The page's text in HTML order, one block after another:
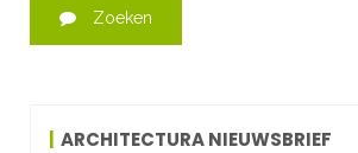
Zoeken
ARCHITECTURA NIEUWSBRIEF